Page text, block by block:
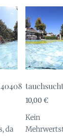
da
10,00€
Kein